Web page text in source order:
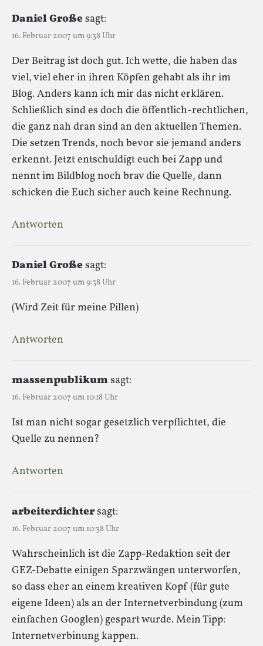
Daniel Großesagt:
16. Februar 2007 um 9:38 Uhr
Der Beitrag ist doch gut. Ich wette, die haben das
viel, viel eher in ihren Köpfen gehabt als ihr im
Blog. Anders kann ich mir das nicht erklären.
Schließlich sind es doch die öffentlich-rechtlichen,
die ganz nah dran sind an den aktuellen Themen.
Die setzen Trends, noch bevor sie jemand anders
erkennt. Jetzt entschuldigt euch bei Zapp und
nennt im Bildblog noch brav die Quelle, dann
schicken die Euch sicher auch keine Rechnung.
Antworten
Daniel Großesagt:
16. Februar 2007 um 9:38 Uhr
(Wird Zeit für meine Pillen)
Antworten
massenpublikumsagt:
16. Februar 2007 um 10:18 Uhr
Ist man nicht sogar gesetzlich verpflichtet, die
Quelle zu nennen?
Antworten
arbeiterdichtersagt:
16. Februar 2007 um 10:38 Uhr
Wahrscheinlich ist die Zapp-Redaktion seit der
GEZ-Debatte einigen Sparzwängen unterworfen,
so dass eher an einem kreativen Kopf (für gute
eigene Ideen) als an der Internetverbindung (zum
einfachen Googlen) gespart wurde. Mein Tipp:
Internetverbinung kappen.